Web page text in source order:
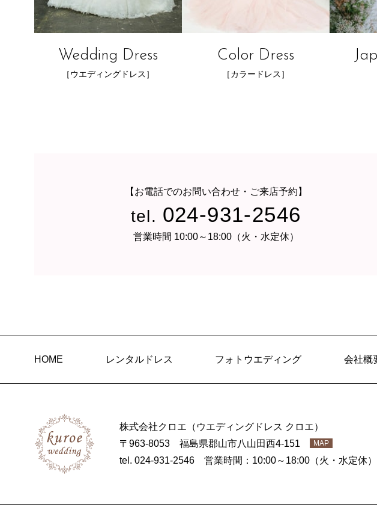
Wedding Dress
［ウエディングドレス］
Color Dress
［カラードレス］
【お電話でのお問い合わせ・ご来店予約】
tel. 024-931-2546
営業時間 10:00～18:00（火・水定休）
HOME レンタルドレス フォトウエディング 会社概
株式会社クロエ（ウエディングドレス クロエ）
〒963-8053 福島県郡山市八山田西4-151
MAP
tel. 024-931-2546 営業時間：10:00～18:00（火・水定休）